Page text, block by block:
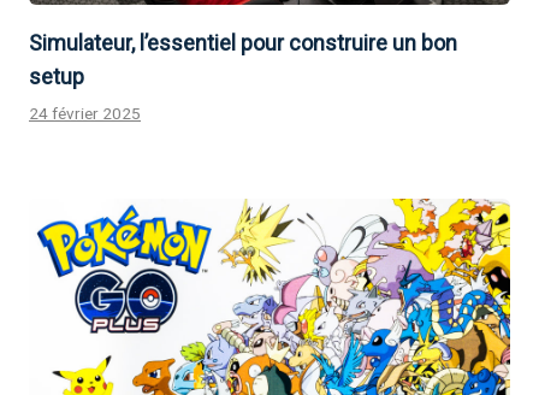
Simulateur, l’essentiel pour construire un bon
setup
24 février 2025